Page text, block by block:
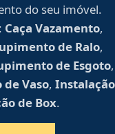
do seu imóvel.
Caça Vazamento,
de Ralo,
de Esgoto,
Vaso, Instalação
de Box.